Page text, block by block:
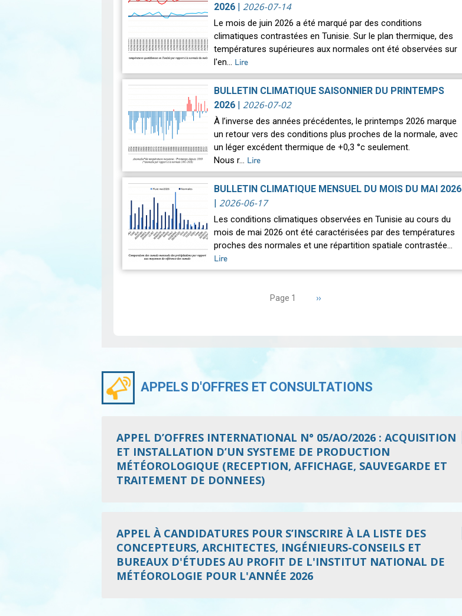
2026 | 2026-07-14
Le mois de juin 2026 a été marqué par des conditions
climatiques contrastées en Tunisie. Sur le plan thermique, des
températures supérieures aux normales ont été observées sur
l'en… Lire
BULLETIN CLIMATIQUE SAISONNIER DU PRINTEMPS
2026 | 2026-07-02
À l’inverse des années précédentes, le printemps 2026 marque
un retour vers des conditions plus proches de la normale, avec
un léger excédent thermique de +0,3 °c seulement.
Nous r… Lire
BULLETIN CLIMATIQUE MENSUEL DU MOIS DU MAI 2026
| 2026-06-17
Les conditions climatiques observées en Tunisie au cours du
mois de mai 2026 ont été caractérisées par des températures
proches des normales et une répartition spatiale contrastée…
Lire
Page 1 Page
››
APPELS D'OFFRES ET CONSULTATIONS
APPEL D’OFFRES INTERNATIONAL N° 05/AO/2026 : ACQUISITION
ET INSTALLATION D’UN SYSTEME DE PRODUCTION
MÉTÉOROLOGIQUE (RECEPTION, AFFICHAGE, SAUVEGARDE ET
TRAITEMENT DE DONNEES)
APPEL À CANDIDATURES POUR S’INSCRIRE À LA LISTE DES
CONCEPTEURS, ARCHITECTES, INGÉNIEURS-CONSEILS ET
BUREAUX D'ÉTUDES AU PROFIT DE L'INSTITUT NATIONAL DE
MÉTÉOROLOGIE POUR L'ANNÉE 2026